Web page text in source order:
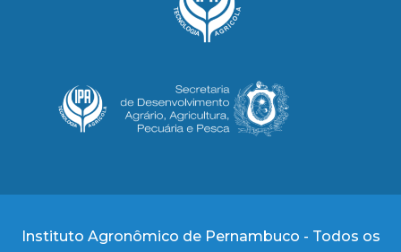
Instituto Agronômico de Pernambuco - Todos os